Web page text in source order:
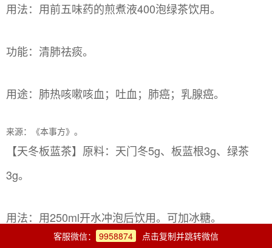
用法：用前五味药的煎煮液400泡绿茶饮用。
功能：清肺祛痰。
用途：肺热咳嗽咳血；吐血；肺癌；乳腺癌。
来源：《本事方》。
【天冬板蓝茶】原料：天门冬5g、板蓝根3g、绿茶
3g。
用法：用250ml开水冲泡后饮用。可加冰糖。
客服微信： 9958874 点击复制并跳转微信